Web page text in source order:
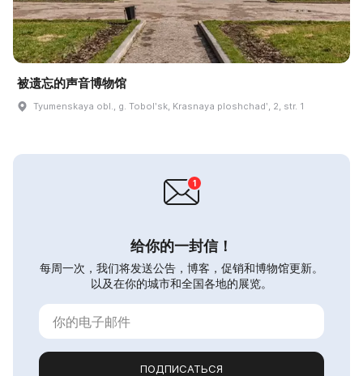
被遗忘的声音博物馆
Tyumenskaya obl., g. Tobolʹsk, Krasnaya ploshchadʹ, 2, str. 1
给你的一封信！
每周一次，我们将发送公告，博客，促销和博物馆更新。
以及在你的城市和全国各地的展览。
ПОДПИСАТЬСЯ